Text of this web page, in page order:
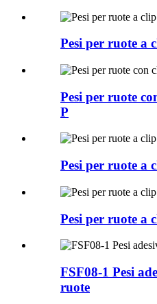
Pesi per ruote a
Pesi per ruote
P
Pesi per ruote a
Pesi per ruote a
FSF08-1 Pesi
ruote